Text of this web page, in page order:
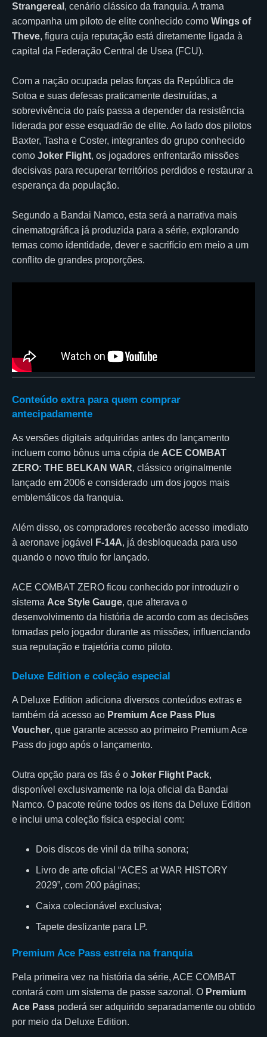
Strangereal , cenário clássico da franquia. A trama
acompanha um piloto de elite conhecido como Wings of
Theve, figura cuja reputação está diretamente ligada à
capital da Federação Central de Usea (FCU).
Com a nação ocupada pelas forças da República de
Sotoa e suas defesas praticamente destruídas, a
sobrevivência do país passa a depender da resistência
liderada por esse esquadrão de elite. Ao lado dos pilotos
Baxter, Tasha e Coster, integrantes do grupo conhecido
como Joker Flight, os jogadores enfrentarão missões
decisivas para recuperar territórios perdidos e restaurar a
esperança da população.
Segundo a Bandai Namco, esta será a narrativa mais
cinematográfica já produzida para a série, explorando
temas como identidade, dever e sacrifício em meio a um
conflito de grandes proporções.
Conteúdo extra para quem comprar
antecipadamente
As versões digitais adquiridas antes do lançamento
incluem como bônus uma cópia de ACE COMBAT
ZERO: THE BELKAN WAR, clássico originalmente
lançado em 2006 e considerado um dos jogos mais
emblemáticos da franquia.
Além disso, os compradores receberão acesso imediato
à aeronave jogável
F-14A, já desbloqueada para uso
quando o novo título for lançado.
ACE COMBAT ZERO ficou conhecido por introduzir o
sistema Ace Style Gauge, que alterava o
desenvolvimento da história de acordo com as decisões
tomadas pelo jogador durante as missões, influenciando
sua reputação e trajetória como piloto.
Deluxe Edition e coleção especial
A Deluxe Edition adiciona diversos conteúdos extras e
também dá acesso ao Premium Ace Pass Plus
Voucher, que garante acesso ao primeiro Premium Ace
Pass do jogo após o lançamento.
Outra opção para os fãs é o Joker Flight Pack,
disponível exclusivamente na loja oficial da Bandai
Namco. O pacote reúne todos os itens da Deluxe Edition
e inclui uma coleção física especial com:
Dois discos de vinil da trilha sonora;
Livro de arte oficial “ACES at WAR HISTORY
2029”, com 200 páginas;
Caixa colecionável exclusiva;
Tapete deslizante para LP.
Premium Ace Pass estreia na franquia
Pela primeira vez na história da série, ACE COMBAT
contará com um sistema de passe sazonal. O Premium
Ace Pass poderá ser adquirido separadamente ou obtido
por meio da Deluxe Edition.